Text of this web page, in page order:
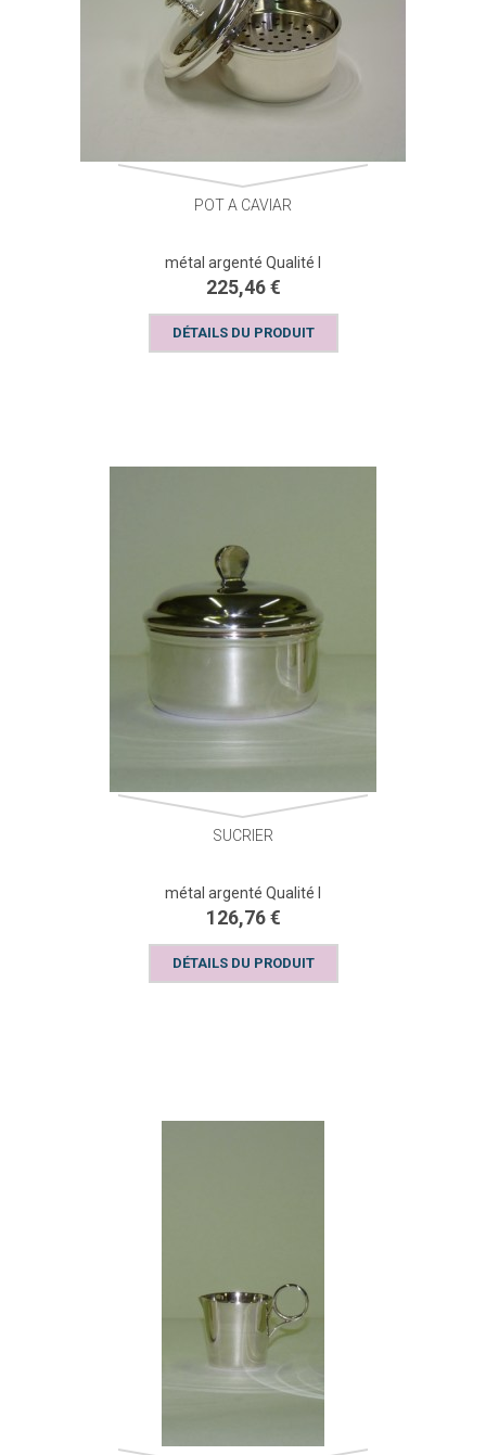
POT A CAVIAR
métal argenté Qualité I
225,46 €
DÉTAILS DU PRODUIT
SUCRIER
métal argenté Qualité I
126,76 €
DÉTAILS DU PRODUIT